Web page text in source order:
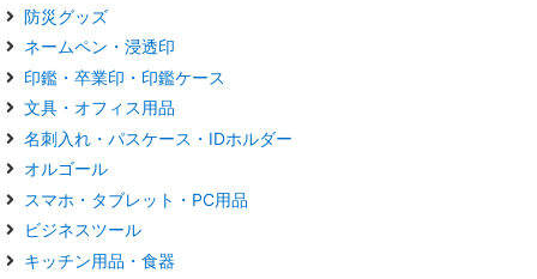
防災グッズ
ネームペン・浸透印
印鑑・卒業印・印鑑ケース
文具・オフィス用品
名刺入れ・パスケース・IDホルダー
オルゴール
スマホ・タブレット・PC用品
ビジネスツール
キッチン用品・食器